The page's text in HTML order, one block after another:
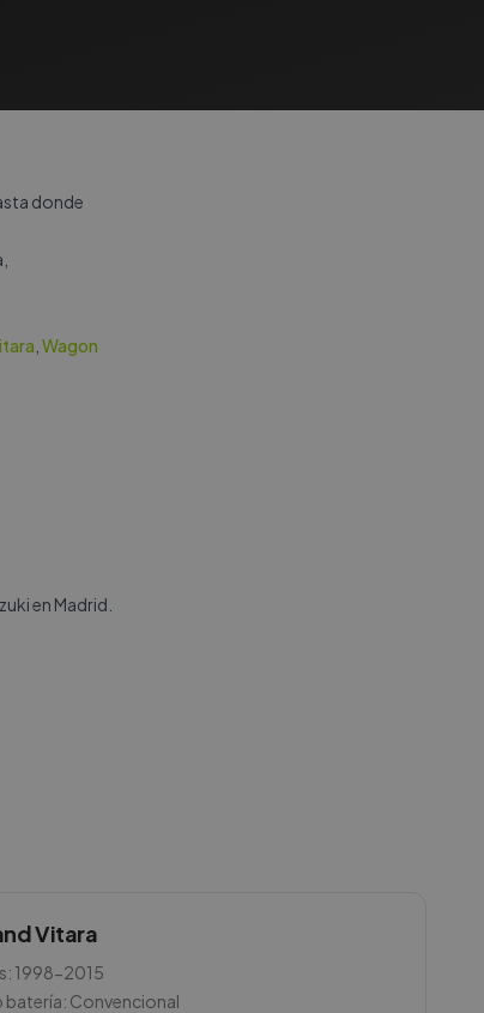
donde
Wagon
en Madrid.
Vitara
1998-2015
batería: Convencional